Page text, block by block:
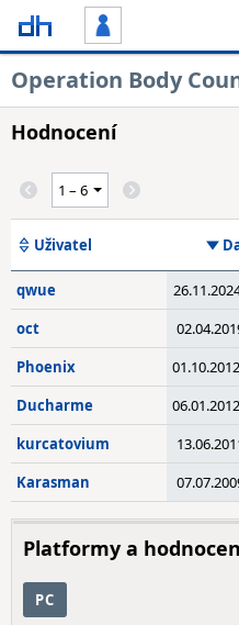
Operation Body
Hodnocení
Uživatel
qwue
oct
Phoenix
Ducharme
kurcatovium
Karasman
Platformy a
PC